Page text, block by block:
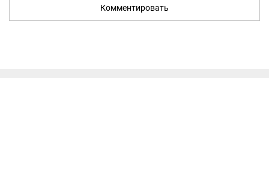
Комментировать